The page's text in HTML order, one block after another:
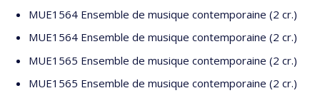
MUE1564 Ensemble de musique contemporaine (2 cr.)
MUE1564 Ensemble de musique contemporaine (2 cr.)
MUE1565 Ensemble de musique contemporaine (2 cr.)
MUE1565 Ensemble de musique contemporaine (2 cr.)